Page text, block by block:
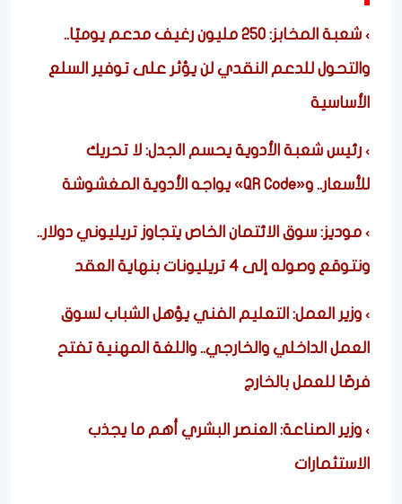
شعبة المخابز: 250 مليون رغيف مدعم يوميًا..
والتحول للدعم النقدي لن يؤثر على توفير السلع
الأساسية
رئيس شعبة الأدوية يحسم الجدل: لا تحريك
للأسعار.. و«QR Code» يواجه الأدوية المغشوشة
موديز: سوق الائتمان الخاص يتجاوز تريليوني دولار..
ونتوقع وصوله إلى 4 تريليونات بنهاية العقد
وزير العمل: التعليم الفني يؤهل الشباب لسوق
العمل الداخلي والخارجي.. واللغة المهنية تفتح
فرصًا للعمل بالخارج
وزير الصناعة: العنصر البشري أهم ما يجذب
الاستثمارات